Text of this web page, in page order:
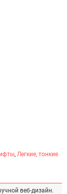
, Легкие, тонкие
веб-дизайн.